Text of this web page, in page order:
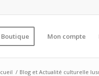
Boutique Mon compte
/ Blog et Actualité culturelle